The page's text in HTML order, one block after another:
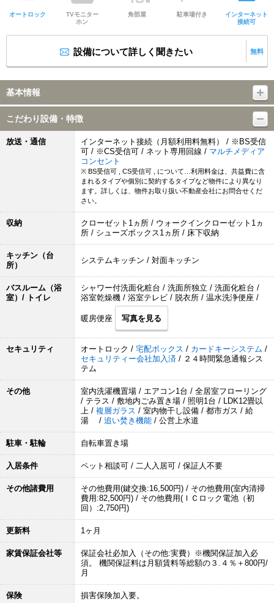
オートロック
TVモニター
ホン
角部屋 駐車場付き
インターネット
接続可
設備について詳しく聞きたい 無料
基本情報
こだわり設備・特徴
放送・通信
インターネット接続（月額利用料無料） / ※BS受信
可 / ※CS受信可 / ネット専用回線 / マルチメディア
コンセント
※ BS受信可 , CS受信可 , について…利用料金は、共益費に含
まれるタイプや個別に契約するタイプなど物件により異なり
ます。詳しくは、物件お取り扱い不動産会社にお問合せくだ
さい。
収納
クローゼット1ヵ所 / ウォークインクローゼット1ヵ
所 / シューズボックス1ヵ所 / 床下収納
キッチン（台
所）
システムキッチン / 対面キッチン
バスルーム（浴
室）/ トイレ
シャワー付洗面化粧台 / 洗面所独立 / 洗面化粧台 /
浴室乾燥機 / 浴室テレビ / 脱衣所 / 温水洗浄便座 /
暖房便座 写真を見る
セキュリティ オートロック / 宅配ボックス / カードキーシステム /
セキュリティー会社加入済 / ２４時間緊急通報シス
テム
その他
室内洗濯機置場 / エアコン1台 / 全居室フローリング
/ テラス / 敷地内ごみ置き場 / 照明1台 / LDK12畳以
上 / 複層ガラス / 室内物干し設備 / 都市ガス / 給
湯 / 追い焚き機能 / 公営上水道
駐車・駐輪 自転車置き場
入居条件 ペット相談可 / 二人入居可 / 保証人不要
その他諸費用
その他費用(鍵交換:16,500円) / その他費用(室内清掃
費用:82,500円) / その他費用(ＩＣロック電池（初
回）:2,750円)
更新料 1ヶ月
家賃保証会社等
保証会社必加入（その他:実費）※機関保証加入必
須。 機関保証料は月額賃料等総額の３.４％＋800円/
月
保険 損害保険加入要。